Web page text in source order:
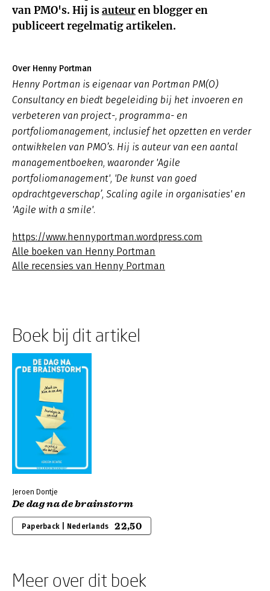
van PMO's. Hij isauteuren blogger en
publiceert regelmatig artikelen.
Over Henny Portman
Henny Portman is eigenaar van Portman PM(O)
Consultancy en biedt begeleiding bij het invoeren en
verbeteren van project-, programma- en
portfoliomanagement, inclusief het opzetten en verder
ontwikkelen van PMO’s. Hij is auteur van een aantal
managementboeken, waaronder 'Agile
portfoliomanagement', 'De kunst van goed
opdrachtgeverschap’, Scaling agile in organisaties' en
'Agile with a smile'.
https://www.hennyportman.wordpress.com
Alle boeken van Henny Portman
Alle recensies van Henny Portman
Boek bij dit artikel
Jeroen Dontje
De dag na de brainstorm
Paperback | Nederlands 22,50
Meer over dit boek